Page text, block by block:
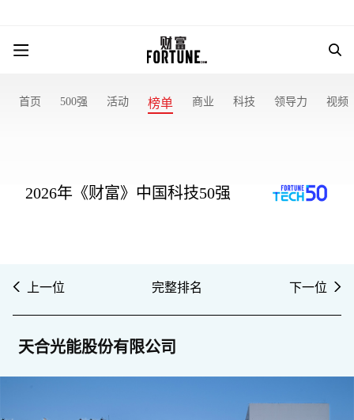
首页 500强 活动 榜单 商业 科技 领导力 视频
2026年《财富》中国科技50强
上一位 完整排名 下一位
天合光能股份有限公司